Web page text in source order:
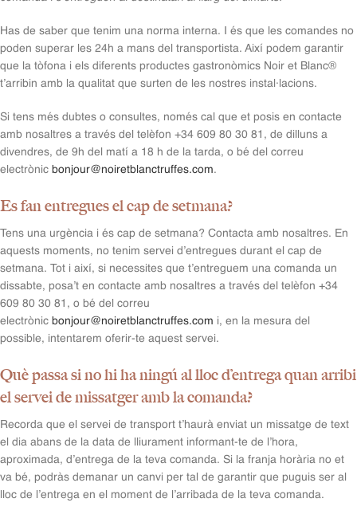
Has de saber que tenim una norma interna. I és que les comandes no
poden superar les 24h a mans del transportista. Així podem garantir
que la tòfona i els diferents productes gastronòmics Noir et Blanc®
t’arribin amb la qualitat que surten de les nostres instal·lacions.
Si tens més dubtes o consultes, només cal que et posis en contacte
amb nosaltres a través del telèfon +34 609 80 30 81, de dilluns a
divendres, de 9h del matí a 18 h de la tarda, o bé del correu
electrònic bonjour@noiretblanctruffes.com.
Es fan entregues el cap de setmana?
Tens una urgència i és cap de setmana? Contacta amb nosaltres. En
aquests moments, no tenim servei d’entregues durant el cap de
setmana. Tot i així, si necessites que t’entreguem una comanda un
dissabte, posa’t en contacte amb nosaltres a través del telèfon +34
609 80 30 81, o bé del correu
electrònic bonjour@noiretblanctruffes.com i, en la mesura del
possible, intentarem oferir-te aquest servei.
Què passa si no hi ha ningú al lloc d’entrega quan arribi
el servei de missatger amb la comanda?
Recorda que el servei de transport t’haurà enviat un missatge de text
el dia abans de la data de lliurament informant-te de l’hora,
aproximada, d’entrega de la teva comanda. Si la franja horària no et
va bé, podràs demanar un canvi per tal de garantir que puguis ser al
lloc de l’entrega en el moment de l’arribada de la teva comanda.